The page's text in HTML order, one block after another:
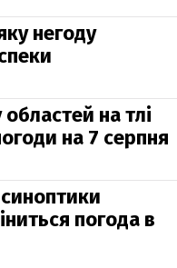
негоду
на тлі
на 7 серпня
погода в